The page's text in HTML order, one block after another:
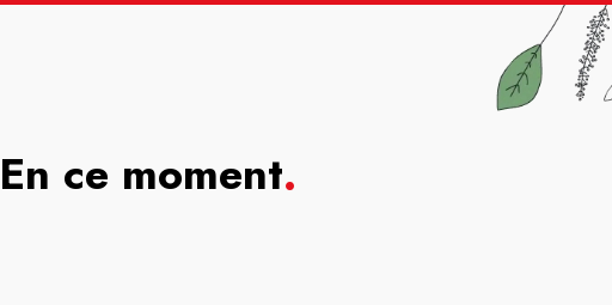
En ce moment.